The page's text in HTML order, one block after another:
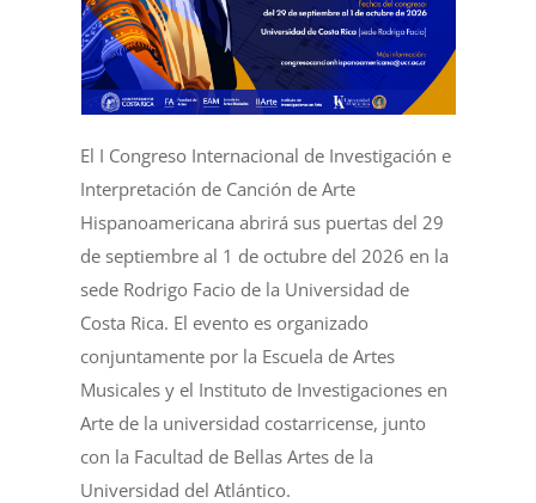
El I Congreso Internacional de Investigación e
Interpretación de Canción de Arte
Hispanoamericana abrirá sus puertas del 29
de septiembre al 1 de octubre del 2026 en la
sede Rodrigo Facio de la Universidad de
Costa Rica. El evento es organizado
conjuntamente por la Escuela de Artes
Musicales y el Instituto de Investigaciones en
Arte de la universidad costarricense, junto
con la Facultad de Bellas Artes de la
Universidad del Atlántico.